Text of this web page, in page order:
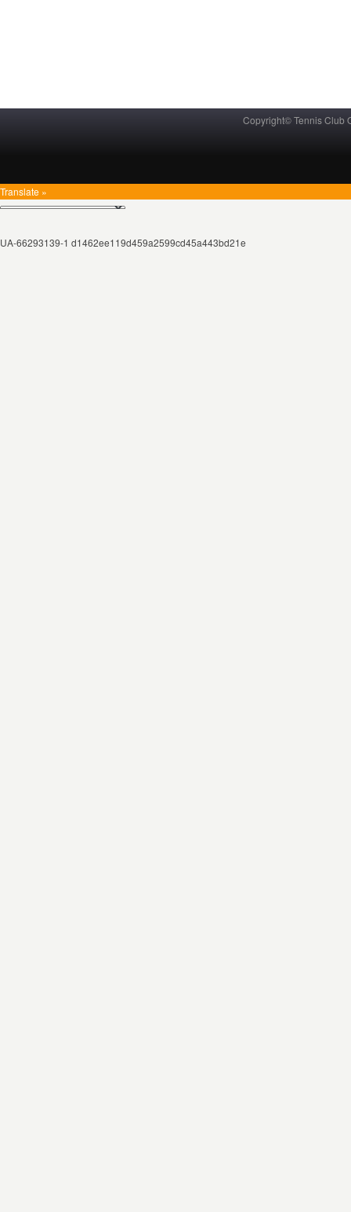
Copyright© Tennis Club
Translate »
UA-66293139-1 d1462ee119d459a2599cd45a443bd21e